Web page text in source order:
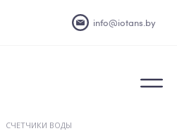
info@iotans.by
СЧЕТЧИКИ ВОДЫ